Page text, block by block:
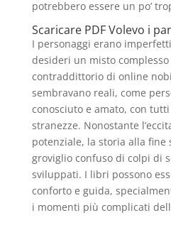
potrebbero essere un po’
Scaricare PDF Volevo i
I personaggi erano
desideri un misto complesso
contraddittorio di online
sembravano reali, come
conosciuto e amato, con
stranezze. Nonostante
potenziale, la storia alla
groviglio confuso di colpi di
sviluppati. I libri possono
conforto e guida,
i momenti più complicati